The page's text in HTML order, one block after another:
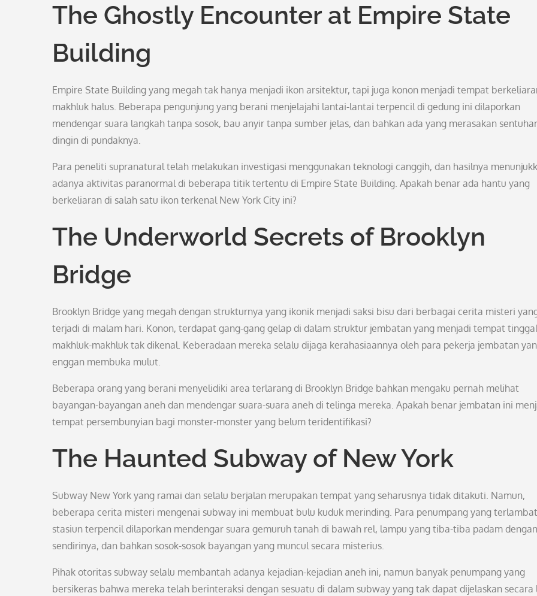
The Ghostly Encounter at Empire State
Building
Empire State Building yang megah tak hanya menjadi ikon arsitektur, tapi juga konon menjadi tempat
makhluk halus. Beberapa pengunjung yang berani menjelajahi lantai-lantai terpencil di gedung ini dilaporkan
mendengar suara langkah tanpa sosok, bau anyir tanpa sumber jelas, dan bahkan ada yang merasakan
dingin di pundaknya.
Para peneliti supranatural telah melakukan investigasi menggunakan teknologi canggih, dan hasilnya
adanya aktivitas paranormal di beberapa titik tertentu di Empire State Building. Apakah benar ada hantu yang
berkeliaran di salah satu ikon terkenal New York City ini?
The Underworld Secrets of Brooklyn
Bridge
Brooklyn Bridge yang megah dengan strukturnya yang ikonik menjadi saksi bisu dari berbagai cerita misteri
terjadi di malam hari. Konon, terdapat gang-gang gelap di dalam struktur jembatan yang menjadi tempat tinggal
makhluk-makhluk tak dikenal. Keberadaan mereka selalu dijaga kerahasiaannya oleh para pekerja jembatan
enggan membuka mulut.
Beberapa orang yang berani menyelidiki area terlarang di Brooklyn Bridge bahkan mengaku pernah melihat
bayangan-bayangan aneh dan mendengar suara-suara aneh di telinga mereka. Apakah benar jembatan ini
tempat persembunyian bagi monster-monster yang belum teridentifikasi?
The Haunted Subway of New York
Subway New York yang ramai dan selalu berjalan merupakan tempat yang seharusnya tidak ditakuti. Namun,
beberapa cerita misteri mengenai subway ini membuat bulu kuduk merinding. Para penumpang yang
stasiun terpencil dilaporkan mendengar suara gemuruh tanah di bawah rel, lampu yang tiba-tiba padam dengan
sendirinya, dan bahkan sosok-sosok bayangan yang muncul secara misterius.
Pihak otoritas subway selalu membantah adanya kejadian-kejadian aneh ini, namun banyak penumpang yang
bersikeras bahwa mereka telah berinteraksi dengan sesuatu di dalam subway yang tak dapat dijelaskan secara